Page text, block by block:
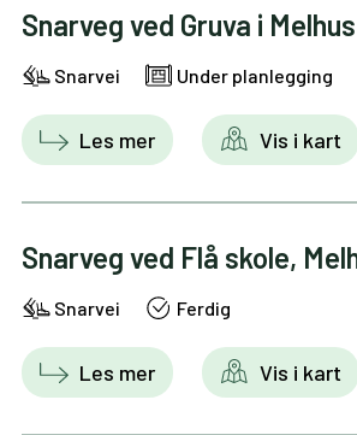
Snarveg ved Gruva i Melhus
Snarvei Under planlegging
Les mer Vis i kart
Snarveg ved Flå skole,
Snarvei Ferdig
Les mer Vis i kart